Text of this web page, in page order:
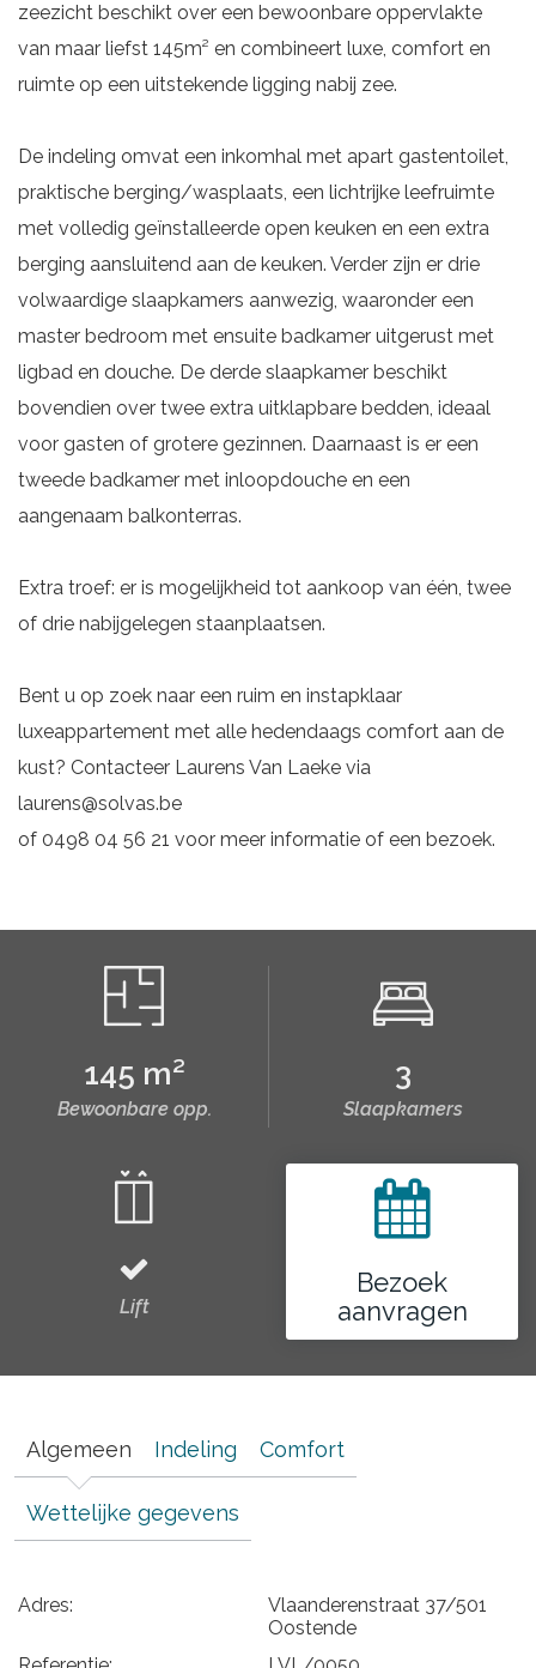
zeezicht beschikt over een bewoonbare oppervlakte
van maar liefst 145m² en combineert luxe, comfort en
ruimte op een uitstekende ligging nabij zee.
De indeling omvat een inkomhal met apart gastentoilet,
praktische berging/wasplaats, een lichtrijke leefruimte
met volledig geïnstalleerde open keuken en een extra
berging aansluitend aan de keuken. Verder zijn er drie
volwaardige slaapkamers aanwezig, waaronder een
master bedroom met ensuite badkamer uitgerust met
ligbad en douche. De derde slaapkamer beschikt
bovendien over twee extra uitklapbare bedden, ideaal
voor gasten of grotere gezinnen. Daarnaast is er een
tweede badkamer met inloopdouche en een
aangenaam balkonterras.
Extra troef: er is mogelijkheid tot aankoop van één, twee
of drie nabijgelegen staanplaatsen.
Bent u op zoek naar een ruim en instapklaar
luxeappartement met alle hedendaags comfort aan de
kust? Contacteer Laurens Van Laeke via
laurens@solvas.be
of 0498 04 56 21 voor meer informatie of een bezoek.
145 m²
Bewoonbare opp.
3
Slaapkamers
Lift
Bezoek
aanvragen
Algemeen Indeling Comfort
Wettelijke gegevens
Adres:
Vlaanderenstraat 37/501
Oostende